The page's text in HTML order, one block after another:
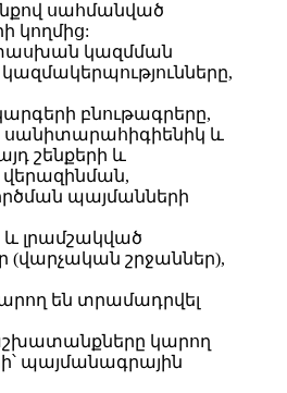
սահմանված
կողմից:
կազմման
բնութագրերը,
սանիտարահիգիենիկ և
շենքերի և
պայմանների
և լրամշակված
(վարչական շրջաններ),
են տրամադրվել
կարող
պայմանագրային